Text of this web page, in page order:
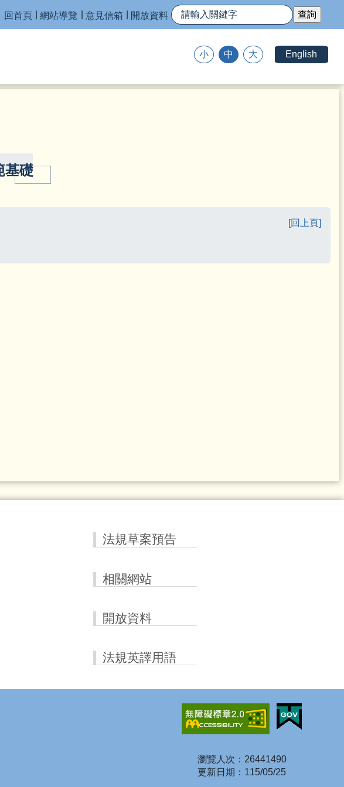
回首頁 網站導覽 意見信箱 開放資料
小 中 大 English
基礎
[回上頁]
法規草案預告
相關網站
開放資料
法規英譯用語
瀏覽人次：26441490
更新日期：115/05/25